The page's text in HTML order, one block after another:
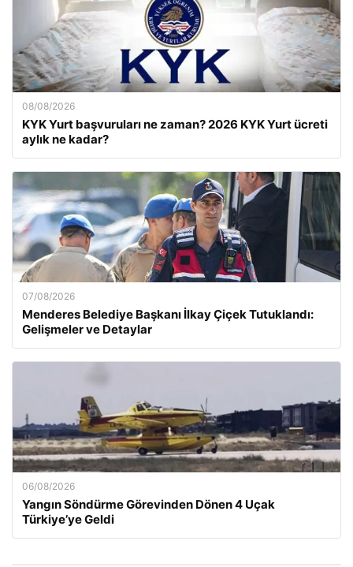
08/08/2026
KYK Yurt başvuruları ne zaman? 2026 KYK Yurt ücreti
aylık ne kadar?
07/08/2026
Menderes Belediye Başkanı İlkay Çiçek Tutuklandı:
Gelişmeler ve Detaylar
06/08/2026
Yangın Söndürme Görevinden Dönen 4 Uçak
Türkiye’ye Geldi